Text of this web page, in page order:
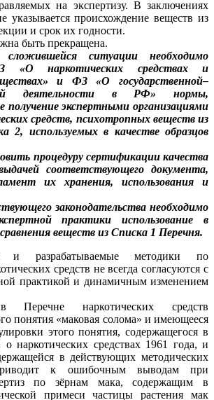
на экспертизу. В заключениях
указывается происхождение веществ из
и срок их годности.
быть прекращена.
ситуации необходимо
наркотических средствах и
и ФЗ «О государственной–
деятельности в РФ» нормы,
получение экспертными организациями
средств, психотропных веществ из
2, используемых в качестве образцов
процедуру сертификации качества
соответствующего документа,
их хранения, использования и
законодательства необходимо
практики использование в
веществ из Списка 1 Перечня.
и разрабатываемые методики по
средств не всегда согласуются с
практикой и динамичным изменением
Перечне наркотических средств
понятия «маковая солома» и имеющееся
этого понятия, содержащегося в
наркотических средствах 1961 года, и
в действующих методических
к ошибочным выводам при
по зёрнам мака, содержащим в
примеси частицы растения мак